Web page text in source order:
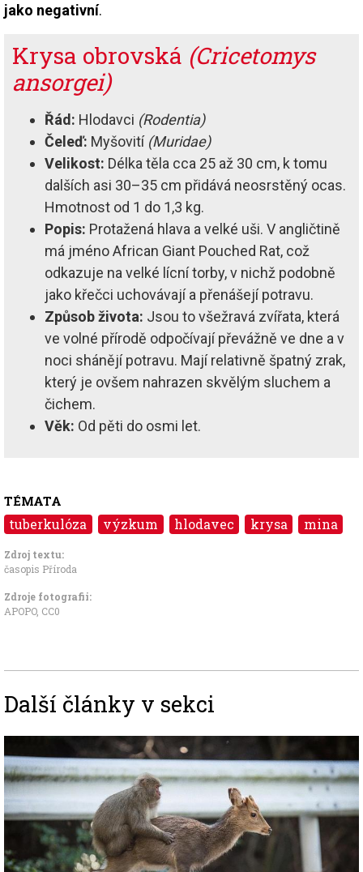
jako negativní.
Krysa obrovská (Cricetomys
ansorgei)
Řád: Hlodavci (Rodentia)
Čeleď: Myšovití (Muridae)
Velikost: Délka těla cca 25 až 30 cm, k tomu
dalších asi 30–35 cm přidává neosrstěný ocas.
Hmotnost od 1 do 1,3 kg.
Popis: Protažená hlava a velké uši. V angličtině
má jméno African Giant Pouched Rat, což
odkazuje na velké lícní torby, v nichž podobně
jako křečci uchovávají a přenášejí potravu.
Způsob života: Jsou to všežravá zvířata, která
ve volné přírodě odpočívají převážně ve dne a v
noci shánějí potravu. Mají relativně špatný zrak,
který je ovšem nahrazen skvělým sluchem a
čichem.
Věk: Od pěti do osmi let.
TÉMATA
tuberkulóza výzkum hlodavec krysa mina
Zdroj textu:
časopis Příroda
Zdroje fotografii:
APOPO, CC0
Další články v sekci